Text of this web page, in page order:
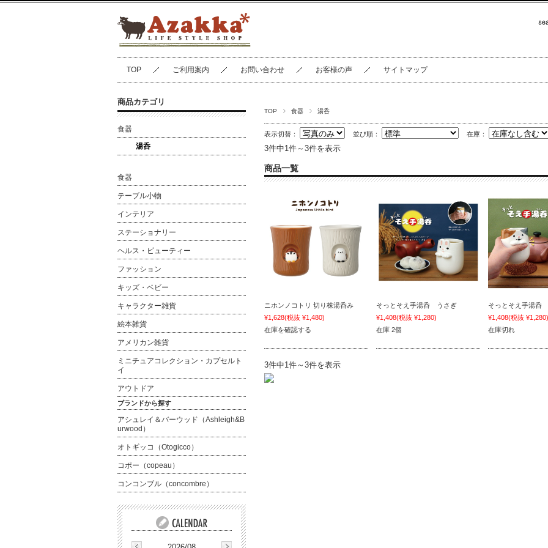
TOP ご利用案内 お問い合わせ お客様の声 サイトマップ
TOP 食器 湯呑
表示切替： 並び順： 在庫：
3件中1件～3件を表示
商品一覧
ニホンノコトリ 切り株湯呑み
¥1,628(税抜 ¥1,480)
在庫を確認する
そっとそえ手湯呑 うさぎ
¥1,408(税抜 ¥1,280)
在庫 2個
そっとそえ手湯呑
¥1,408(税抜 ¥1,280)
在庫切れ
3件中1件～3件を表示
商品カテゴリ
食器
湯呑
食器
テーブル小物
インテリア
ステーショナリー
ヘルス・ビューティー
ファッション
キッズ・ベビー
キャラクター雑貨
絵本雑貨
アメリカン雑貨
ミニチュアコレクション・カプセルト
イ
アウトドア
ブランドから探す
アシュレイ＆バーウッド（Ashleigh&B
urwood）
オトギッコ（Otogicco）
コポー（copeau）
コンコンブル（concombre）